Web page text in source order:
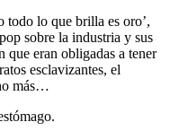
todo lo que brilla es oro’,
sobre la industria y sus
que eran obligadas a tener
esclavizantes, el
más…